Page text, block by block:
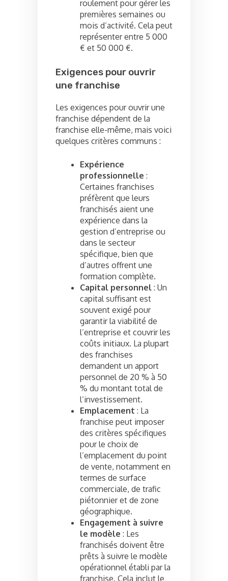
roulement pour gérer les
premières semaines ou
mois d’activité. Cela peut
représenter entre 5 000
€ et 50 000 €.
Exigences pour ouvrir
une franchise
Les exigences pour ouvrir une
franchise dépendent de la
franchise elle-même, mais voici
quelques critères communs :
Expérience
professionnelle :
Certaines franchises
préfèrent que leurs
franchisés aient une
expérience dans la
gestion d’entreprise ou
dans le secteur
spécifique, bien que
d’autres offrent une
formation complète.
Capital personnel : Un
capital suffisant est
souvent exigé pour
garantir la viabilité de
l’entreprise et couvrir les
coûts initiaux. La plupart
des franchises
demandent un apport
personnel de 20 % à 50
% du montant total de
l’investissement.
Emplacement : La
franchise peut imposer
des critères spécifiques
pour le choix de
l’emplacement du point
de vente, notamment en
termes de surface
commerciale, de trafic
piétonnier et de zone
géographique.
Engagement à suivre
le modèle : Les
franchisés doivent être
prêts à suivre le modèle
opérationnel établi par la
franchise. Cela inclut le